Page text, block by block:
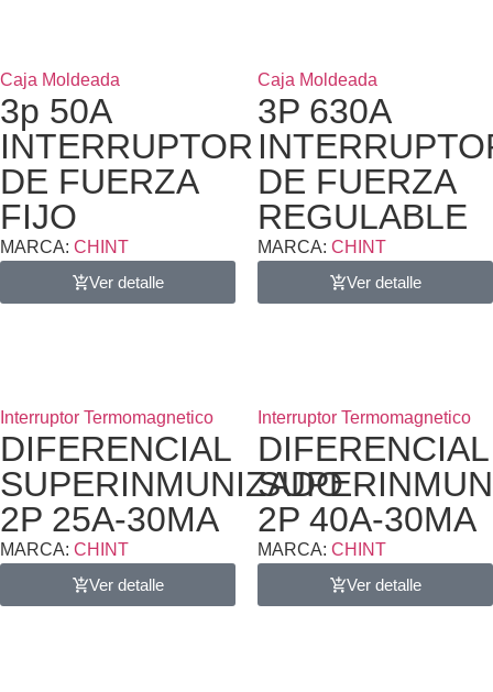
Caja Moldeada
3p 50A
INTERRUPTOR
DE FUERZA
FIJO
MARCA: CHINT
Ver detalle
Caja Moldeada
3P 630A
DE FUERZA
REGULABLE
MARCA: CHINT
Ver detalle
Interruptor Termomagnetico
DIFERENCIAL
SUPERINMUNIZADO
2P 25A-30MA
MARCA: CHINT
Ver detalle
Interruptor Termomagnetico
DIFERENCIAL
2P 40A-30MA
MARCA: CHINT
Ver detalle